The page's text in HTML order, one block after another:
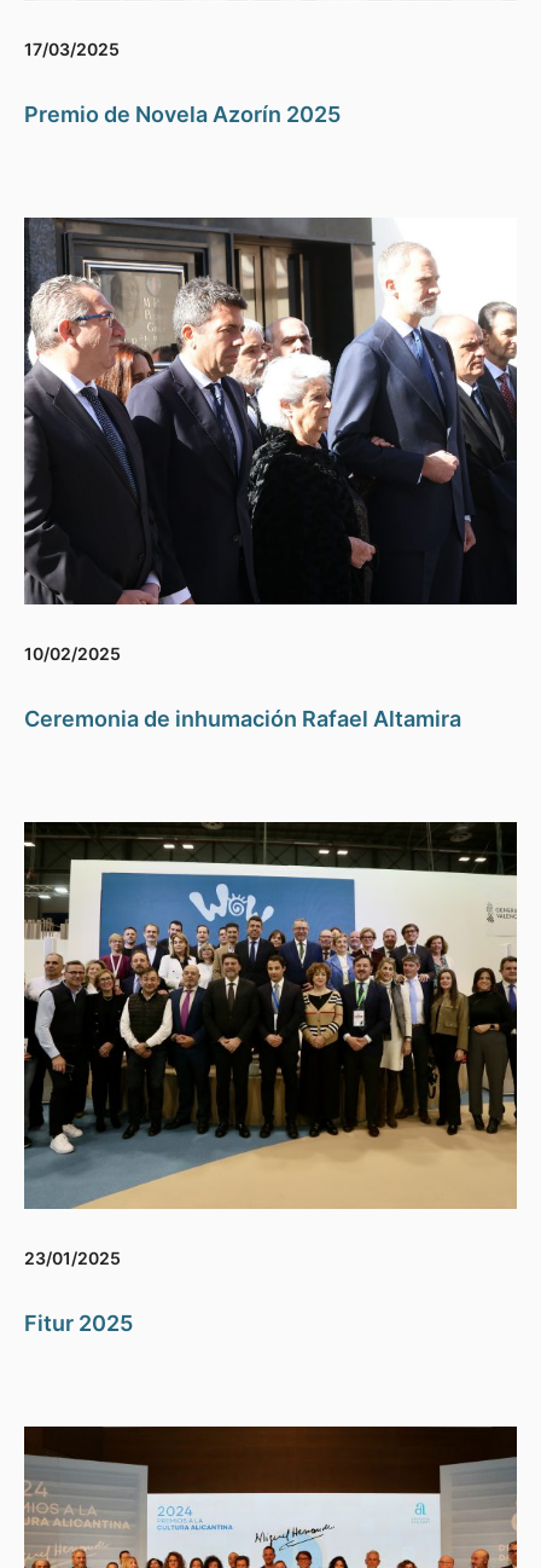
17/03/2025
Premio de Novela Azorín 2025
10/02/2025
Ceremonia de inhumación Rafael Altamira
23/01/2025
Fitur 2025